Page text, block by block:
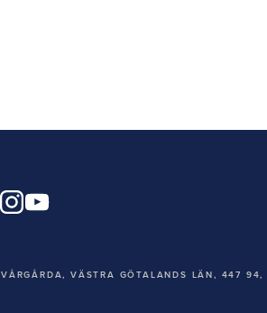
VÅRGÅRDA, VÄSTRA GÖTALANDS LÄN, 447 94,